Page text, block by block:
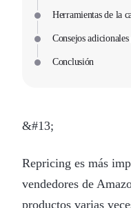
Herramientas de la
Consejos
Conclusión
&#13;
Repricing es más
vendedores de
productos varias